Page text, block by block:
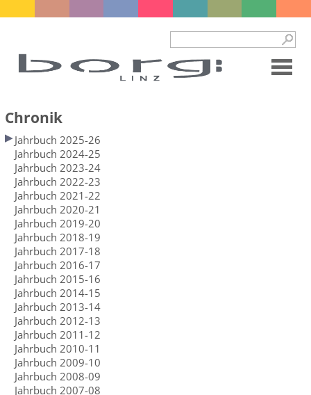
Chronik
Jahrbuch 2025-26
Jahrbuch 2024-25
Jahrbuch 2023-24
Jahrbuch 2022-23
Jahrbuch 2021-22
Jahrbuch 2020-21
Jahrbuch 2019-20
Jahrbuch 2018-19
Jahrbuch 2017-18
Jahrbuch 2016-17
Jahrbuch 2015-16
Jahrbuch 2014-15
Jahrbuch 2013-14
Jahrbuch 2012-13
Jahrbuch 2011-12
Jahrbuch 2010-11
Jahrbuch 2009-10
Jahrbuch 2008-09
Jahrbuch 2007-08